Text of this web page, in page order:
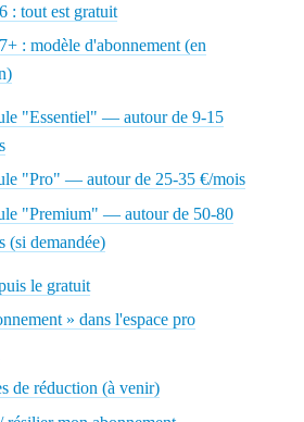
: tout est gratuit
: modèle d'abonnement (en
"Essentiel" — autour de 9-15
"Pro" — autour de 25-35 €/mois
"Premium" — autour de 50-80
(si demandée)
le gratuit
» dans l'espace pro
de réduction (à venir)